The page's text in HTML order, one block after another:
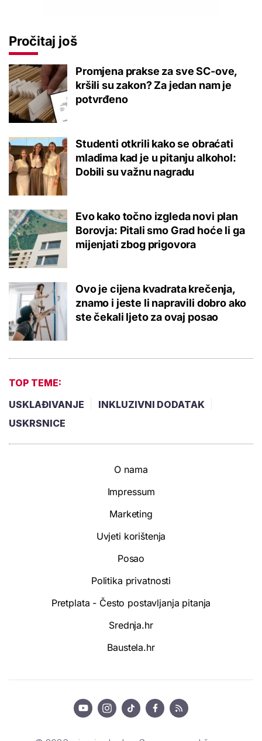
Pročitaj još
Promjena prakse za sve SC-ove,
kršili su zakon? Za jedan nam je
potvrđeno
Studenti otkrili kako se obraćati
mladima kad je u pitanju alkohol:
Dobili su važnu nagradu
Evo kako točno izgleda novi plan
Borovja: Pitali smo Grad hoće li ga
mijenjati zbog prigovora
Ovo je cijena kvadrata krečenja,
znamo i jeste li napravili dobro ako
ste čekali ljeto za ovaj posao
TOP TEME:
USKLAĐIVANJE
INKLUZIVNI DODATAK
USKRSNICE
O nama
Impressum
Marketing
Uvjeti korištenja
Posao
Politika privatnosti
Pretplata - Često postavljanja pitanja
Srednja.hr
Baustela.hr